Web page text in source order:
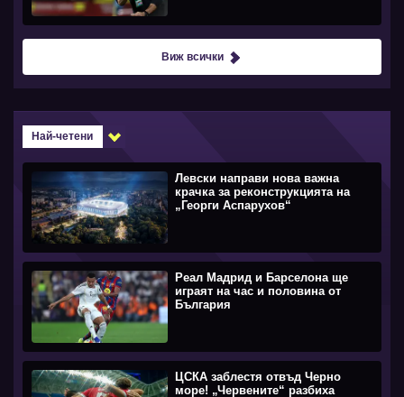
Виж всички
Най-четени
Левски направи нова важна
крачка за реконструкцията на
„Георги Аспарухов“
Реал Мадрид и Барселона ще
играят на час и половина от
България
ЦСКА заблестя отвъд Черно
море! „Червените“ разбиха